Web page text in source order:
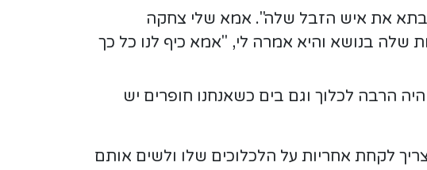
את איש הזבל שלה". אמא שלי צחקה
שלה בנושא והיא אמרה לי, "אמא כיף לנו כל כך
הרבה לכלוך וגם בים כשאנחנו חופרים יש
לקחת אחריות על הלכלוכים שלו ולשים אותם